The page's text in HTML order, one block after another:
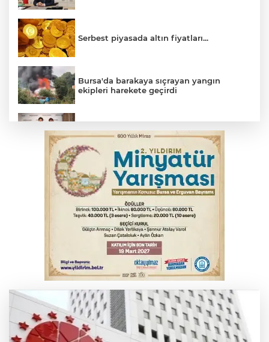
Serbest piyasada altın fiyatları...
Bursa'da barakaya sıçrayan yangın
ekipleri harekete geçirdi
başladı
Yargıtay’dan primle çalışanlara müjde
Bursa’da bugün hava nasıl olacak?
Osmangazi’de iş arayanlara destek